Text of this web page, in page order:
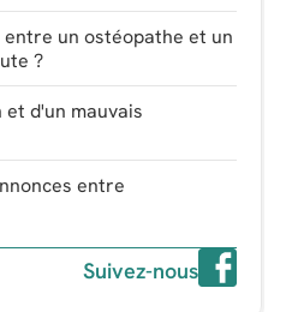
un ostéopathe et un
?
et d'un mauvais
entre
Suivez-nous